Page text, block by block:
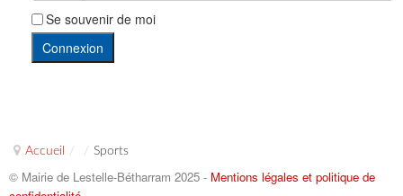
Se souvenir de moi
Connexion
Accueil / / Sports
© Mairie de Lestelle-Bétharram 2025 - Mentions légales et politique de